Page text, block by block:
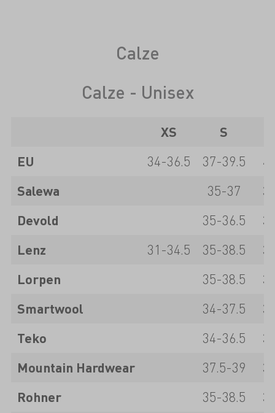
Calze
Calze - Unisex
XS
S
EU
34-36.5 37-39.5
Salewa
35-37
Devold
35-36.5
Lenz
31-34.5 35-38.5
Lorpen
35-38.5
Smartwool
34-37.5
Teko
34-36.5
Mountain Hardwear
37.5-39
Rohner
35-38.5